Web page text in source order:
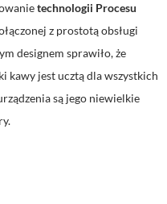
technologii Procesu
z prostotą obsługi
designem sprawiło, że
kawy jest ucztą dla wszystkich
są jego niewielkie